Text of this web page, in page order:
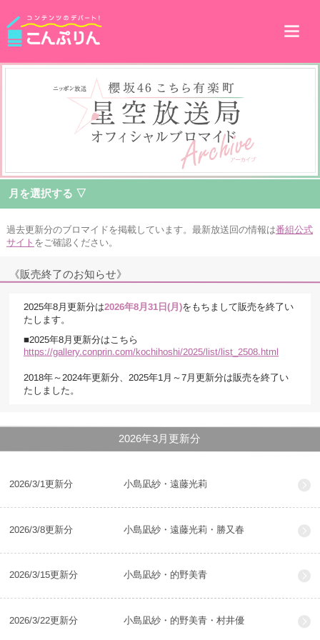
月を選択する ▽
過去更新分のブロマイドを掲載しています。最新放送回の情報は番組公式
サイト をご確認ください。
《販売終了のお知らせ》
2025年8月更新分は2026年8月31日(月)をもちまして販売を終了い
たします。
■2025年8月更新分はこちら
https://gallery.conprin.com/kochihoshi/2025/list/list_2508.html
2018年～2024年更新分、2025年1月～7月更新分は販売を終了い
たしました。
2026年3月更新分
2026/3/1更新分 小島凪紗・遠藤光莉
2026/3/8更新分 小島凪紗・遠藤光莉・勝又春
2026/3/15更新分 小島凪紗・的野美青
2026/3/22更新分 小島凪紗・的野美青・村井優